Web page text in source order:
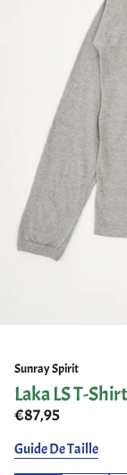
Sunray Spirit
Laka LS T-
€87,95
Guide De Taille